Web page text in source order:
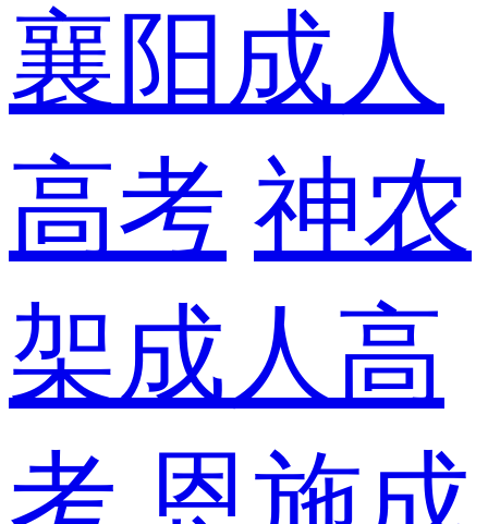
襄阳成人
高考 神农
架成人高